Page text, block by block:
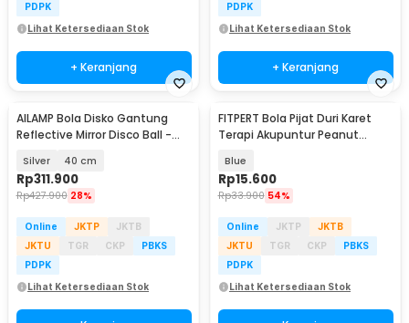
PDPK
Lihat Ketersediaan Stok
+ Keranjang
PDPK
Lihat Ketersediaan Stok
+ Keranjang
AILAMP Bola Disko Gantung
Reflective Mirror Disco Ball -
Silver 40 cm
Rp311.900
Rp427.900 28%
Online JKTP
JKTB
JKTU
TGR CKP
PBKS
PDPK
Lihat Ketersediaan Stok
FITPERT Bola Pijat Duri Karet
Terapi Akupuntur Peanut
Blue
Rp15.600
Rp33.900 54%
Online JKTP
JKTB
JKTU
TGR CKP
PBKS
PDPK
Lihat Ketersediaan Stok